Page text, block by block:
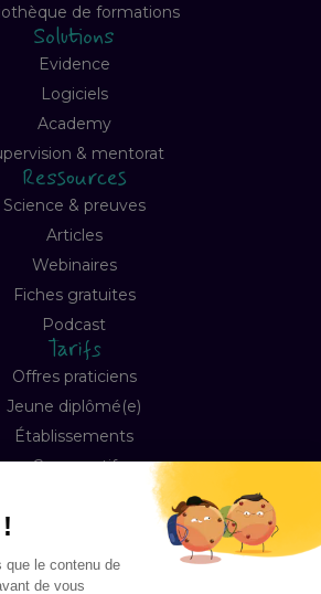
de formations
Solutions
Evidence
Logiciels
Academy
& mentorat
Ressources
Science & preuves
Articles
Webinaires
Fiches gratuites
Podcast
Tarifs
Offres praticiens
Jeune diplômé(e)
Établissements
Comparatif